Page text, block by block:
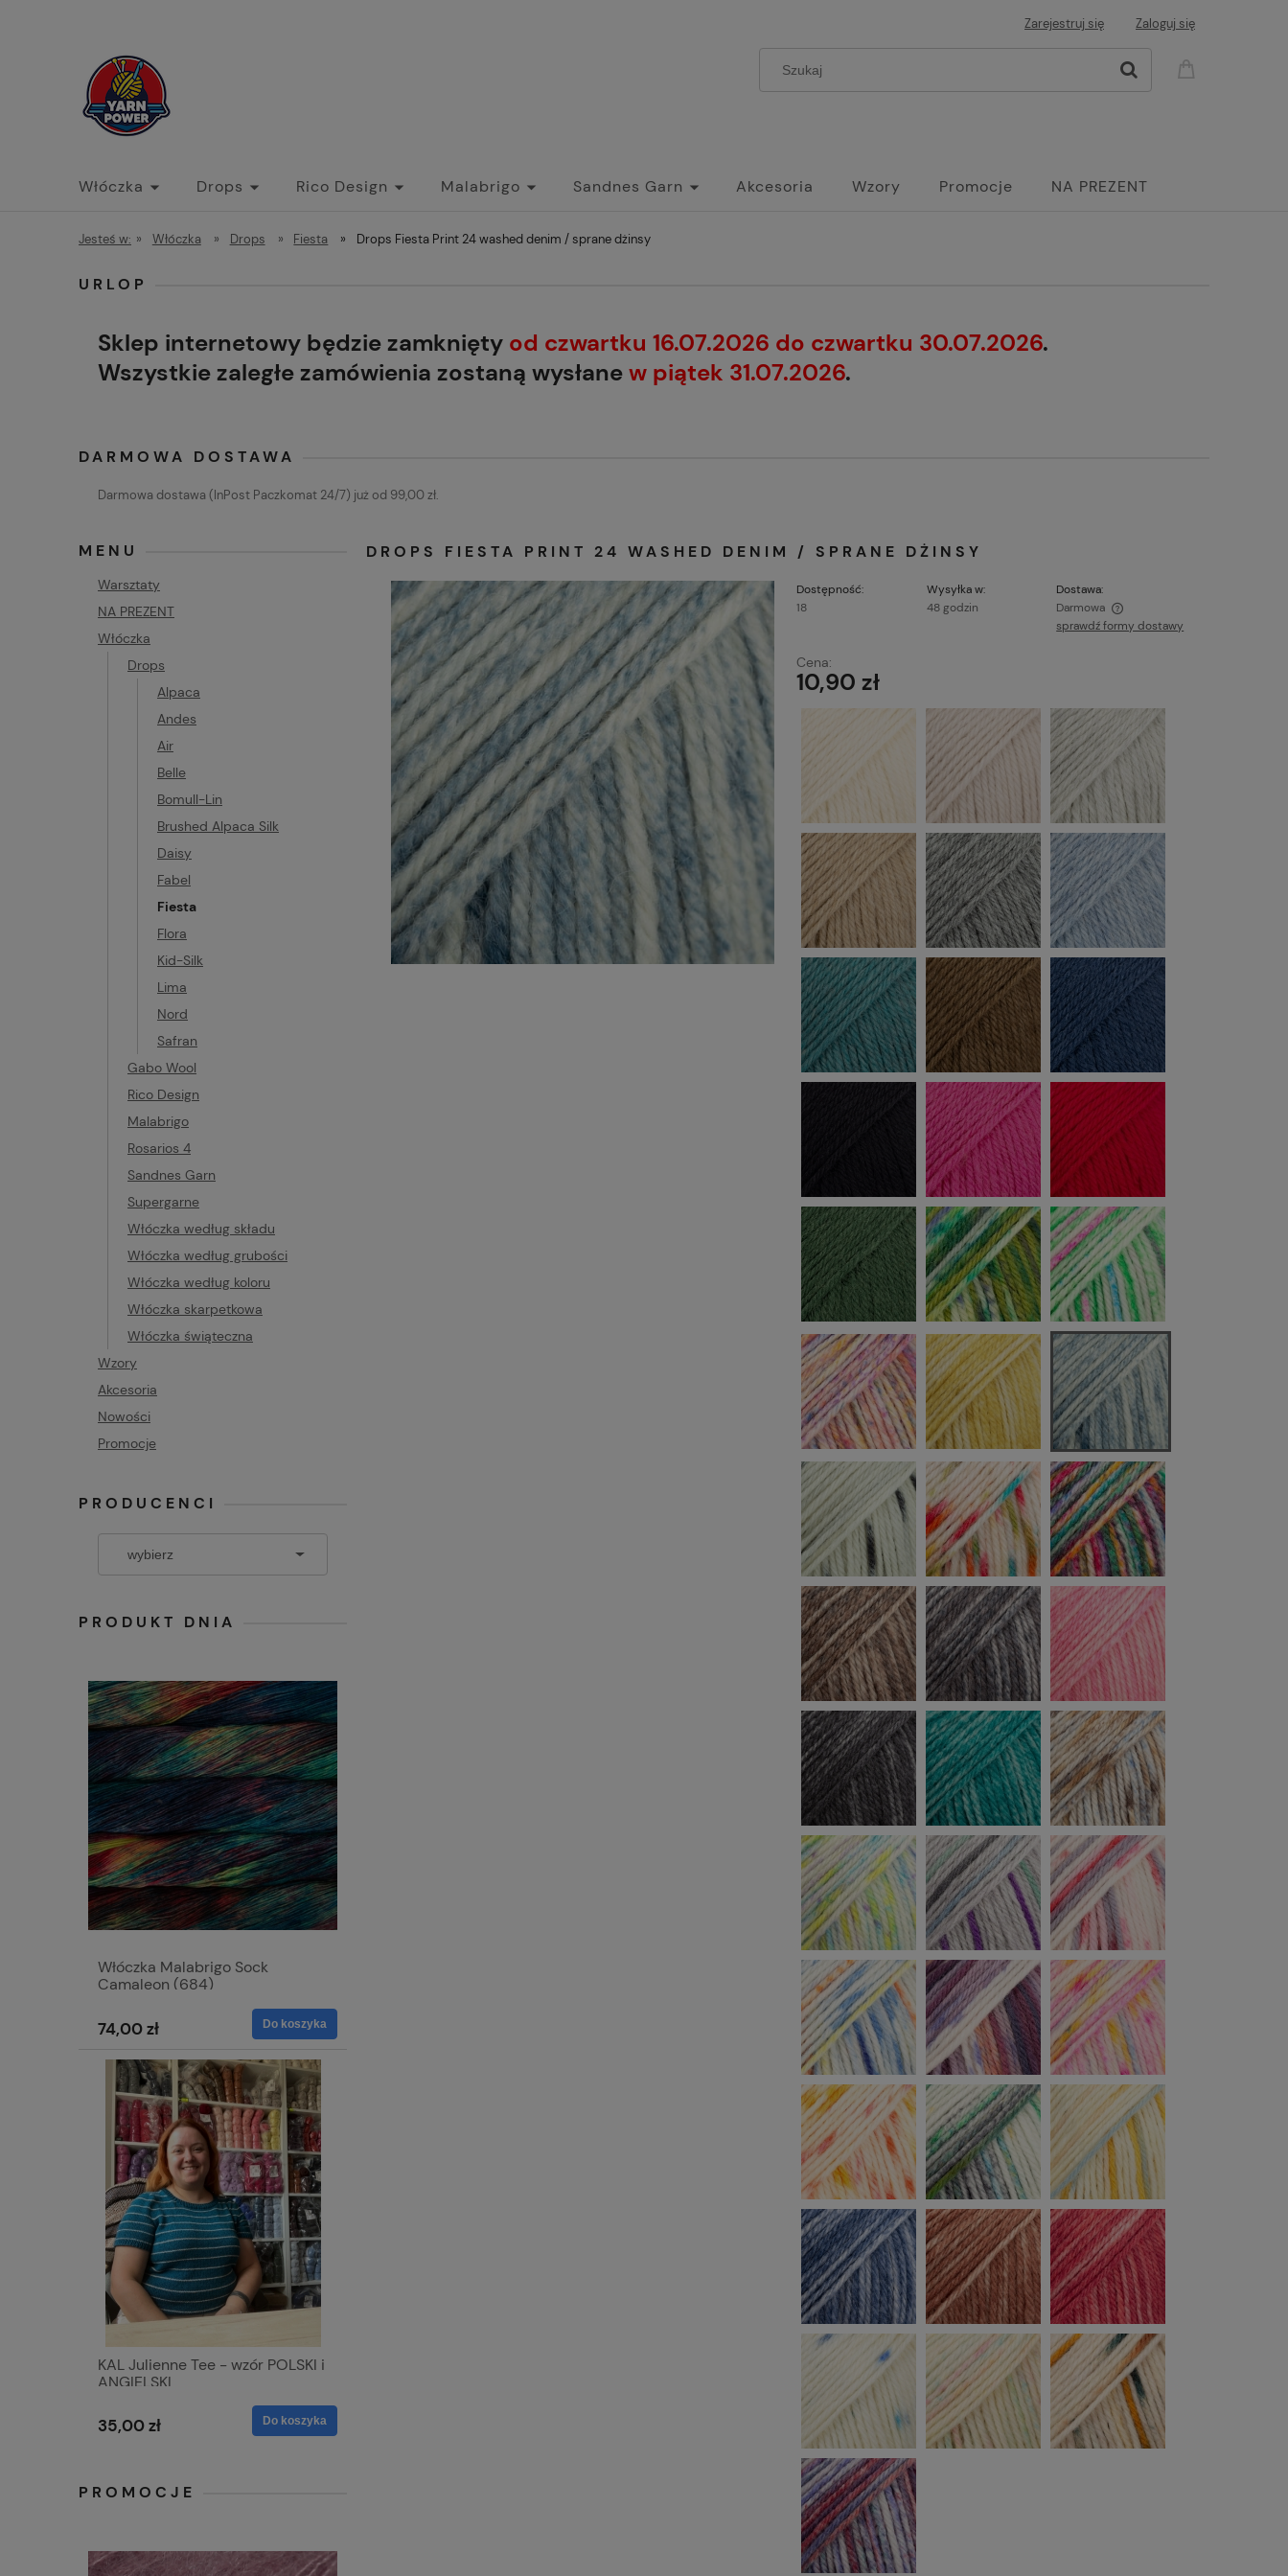
Zarejestruj się Zaloguj się
Włóczka Drops Rico Design Malabrigo Sandnes Garn Akcesoria Wzory Promocje NA PREZENT
Jesteś w: » Włóczka » Drops » Fiesta » Drops Fiesta Print 24 washed denim / sprane dżinsy
URLOP
Sklep internetowy będzie zamknięty od czwartku 16.07.2026 do czwartku 30.07.2026.
Wszystkie zaległe zamówienia zostaną wysłanew piątek 31.07.2026.
DARMOWA DOSTAWA
Darmowa dostawa (InPost Paczkomat 24/7) już od 99,00 zł.
MENU
Warsztaty
NA PREZENT
Włóczka
Drops
Alpaca
Andes
Air
Belle
Bomull-Lin
Brushed Alpaca Silk
Daisy
Fabel
Fiesta
Flora
Kid-Silk
Lima
Nord
Safran
Gabo Wool
Rico Design
Malabrigo
Rosarios 4
Sandnes Garn
Supergarne
Włóczka według składu
Włóczka według grubości
Włóczka według koloru
Włóczka skarpetkowa
Włóczka świąteczna
Wzory
Akcesoria
Nowości
Promocje
PRODUCENCI
PRODUKT DNIA
Włóczka Malabrigo Sock
Camaleon (684)
74,00 zł Do koszyka
KAL Julienne Tee - wzór POLSKI i
ANGIELSKI
35,00 zł Do koszyka
PROMOCJE
DROPS FIESTA PRINT 24 WASHED DENIM / SPRANE DŻINSY
Dostępność:
18
Wysyłka w:
48 godzin
Dostawa:
Darmowa
sprawdź formy dostawy
Cena:
10,90 zł